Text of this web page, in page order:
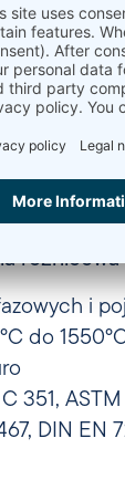
696,
różnicowa
i
do
351,
DIN EN